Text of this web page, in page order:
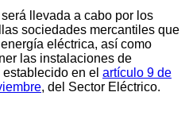
llevada a cabo por los
sociedades mercantiles que
eléctrica, así como
las instalaciones de
en el artículo 9 de
, del Sector Eléctrico.